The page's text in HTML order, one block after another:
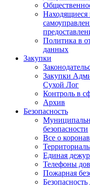
Находящиеся
Политика в
данных
Закупки
Закупки
Сухой Лог
Контроль в
Архив
Безопасность
безопасности
Все о
Единая
Телефоны
Пожарная